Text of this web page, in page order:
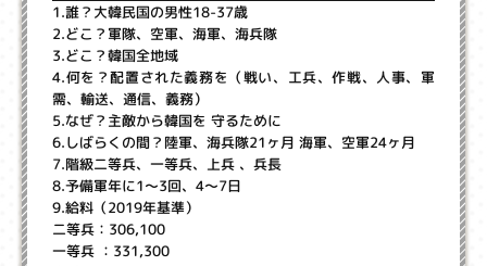
1.誰？大韓民国の男性18-37歳
2.どこ？軍隊、空軍、海軍、海兵隊
3.どこ？韓国全地域
4.何を？配置された義務を（戦い、工兵、作戦、人事、軍
需、輸送、通信、義務）
5.なぜ？主敵から韓国を 守るために
6.しばらくの間？陸軍、海兵隊21ヶ月 海軍、空軍24ヶ月
7.階級二等兵、一等兵、上兵 、兵長
8.予備軍年に1〜3回、4〜7日
9.給料（2019年基準）
二等兵：306,100
一等兵 ：331,300